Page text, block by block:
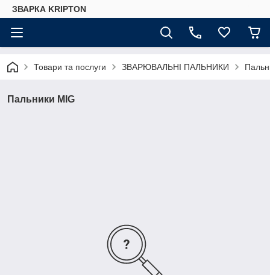
ЗВАРКА KRIPTON
Товари та послуги ЗВАРЮВАЛЬНІ ПАЛЬНИКИ
Пальники MIG